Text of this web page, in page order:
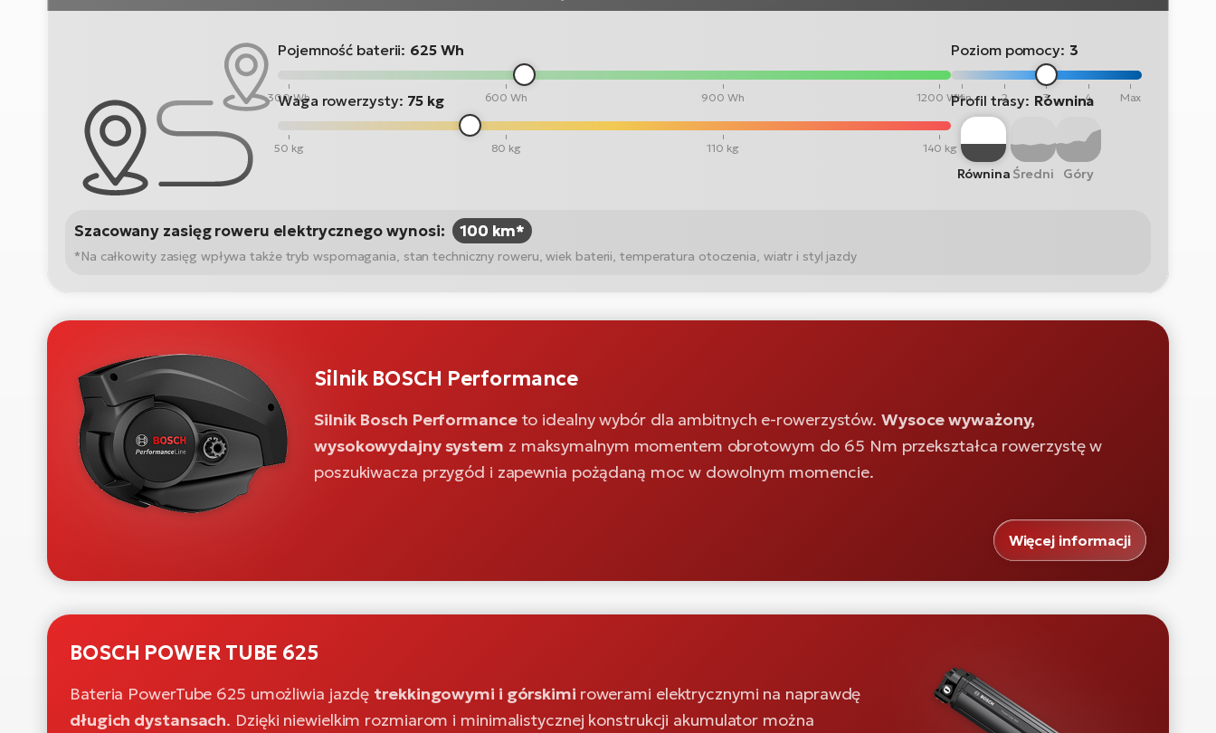
Pojemność baterii: 625 Wh
300 Wh 600 Wh 900 Wh 1200 Wh
Waga rowerzysty: 75 kg
50 kg 80 kg 110 kg 140 kg
Poziom pomocy: 3
Min 2 3 4 Max
Profil trasy: Równina
Równina Średni Góry
Szacowany zasięg roweru elektrycznego wynosi: 100 km*
*Na całkowity zasięg wpływa także tryb wspomagania, stan techniczny roweru, wiek baterii, temperatura otoczenia, wiatr i styl jazdy
Silnik BOSCH Performance
Silnik Bosch Performanceto idealny wybór dla ambitnych e-rowerzystów. Wysoce wyważony,
wysokowydajny system z maksymalnym momentem obrotowym do 65 Nm przekształca rowerzystę w
poszukiwacza przygód i zapewnia pożądaną moc w dowolnym momencie.
Więcej informacji
BOSCH POWER TUBE 625
Bateria PowerTube 625 umożliwia jazdę trekkingowymi i górskimi rowerami elektrycznymi na naprawdę
długich dystansach. Dzięki niewielkim rozmiarom i minimalistycznej konstrukcji akumulator można